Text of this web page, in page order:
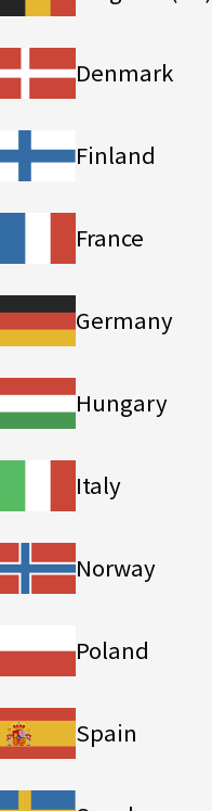
Denmark
Finland
France
Germany
Hungary
Italy
Norway
Poland
Spain